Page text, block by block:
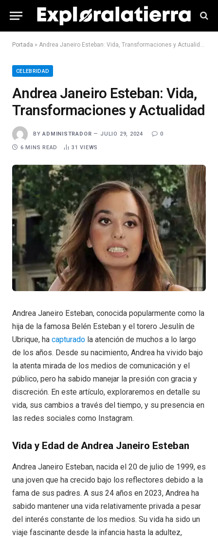
Portada » Andrea Janeiro Esteban: Vida, Transformaciones y Actualidad
CELEBRIDAD
Andrea Janeiro Esteban: Vida,
Transformaciones y Actualidad
BY ADMINISTRADOR JULIO 29, 2024 0
6 MINS READ 31VIEWS
Andrea Janeiro Esteban, conocida popularmente como la
hija de la famosa Belén Esteban y el torero Jesulín de
Ubrique, ha capturado la atención de muchos a lo largo
de los años. Desde su nacimiento, Andrea ha vivido bajo
la atenta mirada de los medios de comunicación y el
público, pero ha sabido manejar la presión con gracia y
discreción. En este artículo, exploraremos en detalle su
vida, sus cambios a través del tiempo, y su presencia en
las redes sociales como Instagram.
Vida y Edad de Andrea Janeiro Esteban
Andrea Janeiro Esteban, nacida el 20 de julio de 1999, es
una joven que ha crecido bajo los reflectores debido a la
fama de sus padres. A sus 24 años en 2023, Andrea ha
sabido mantener una vida relativamente privada a pesar
del interés constante de los medios. Su vida ha sido un
viaje fascinante desde la infancia hasta la adultez,